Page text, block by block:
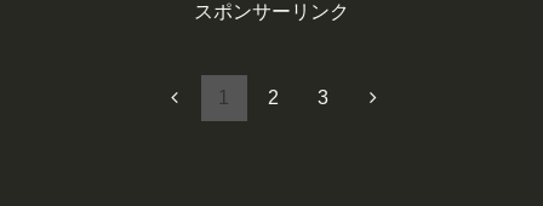
スポンサーリンク
1 2 3